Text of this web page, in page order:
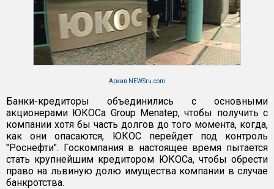
Архив NEWSru.com
Банки-кредиторы объединились с основными
акционерами ЮКОСа Group Menatep, чтобы получить с
компании хотя бы часть долгов до того момента, когда,
как они опасаются, ЮКОС перейдет под контроль
"Роснефти". Госкомпания в настоящее время пытается
стать крупнейшим кредитором ЮКОСа, чтобы обрести
право на львиную долю имущества компании в случае
банкротства.